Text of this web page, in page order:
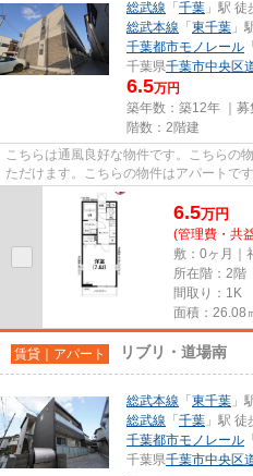
総武線 「 千葉 」駅
総武本線 「 東千葉 」
千葉都市モノレール 「
千葉県千葉市中央区
6.5万円
築年数：築12年 ｜募
階数：2階建
こちらは通風良好な物件です。こちらの
ただけます。こちらの物件はアパートで
報ならコチラ。千葉市中央区...
6.5万円
(管理費・共
敷：0ヶ月｜
所在階：2階
間取り：1K
面積：26.08
賃貸｜アパート リブリ・道場南
総武本線 「 東千葉 」
総武線 「 千葉 」駅
千葉都市モノレール 「
千葉県千葉市中央区